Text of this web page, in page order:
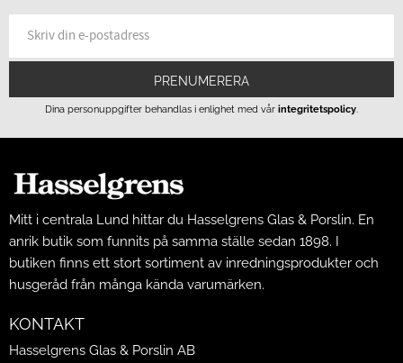
PRENUMERERA
Dina personuppgifter behandlas i enlighet med vår integritetspolicy.
Mitt i centrala Lund hittar du Hasselgrens Glas & Porslin. En
anrik butik som funnits på samma ställe sedan 1898. I
butiken finns ett stort sortiment av inredningsprodukter och
husgeråd från många kända varumärken.
KONTAKT
Hasselgrens Glas & Porslin AB